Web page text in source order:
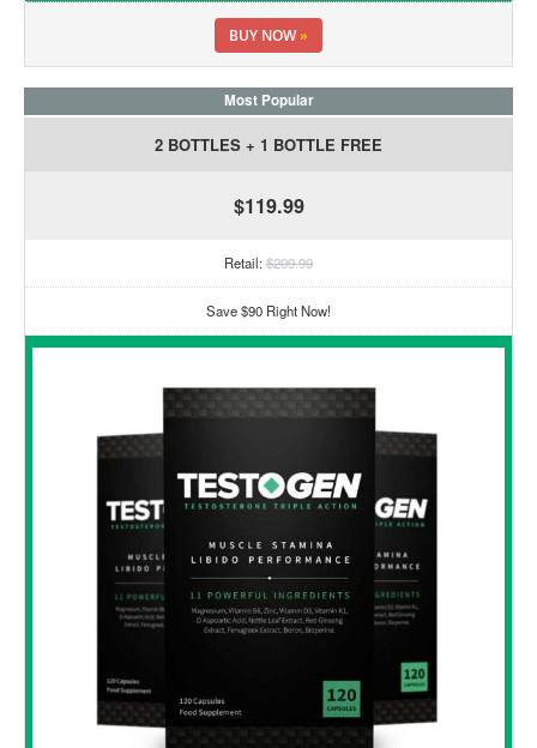
BUY NOW»
Most Popular
2 BOTTLES + 1 BOTTLE FREE
$119.99
Retail:$209.99
Save $90 Right Now!